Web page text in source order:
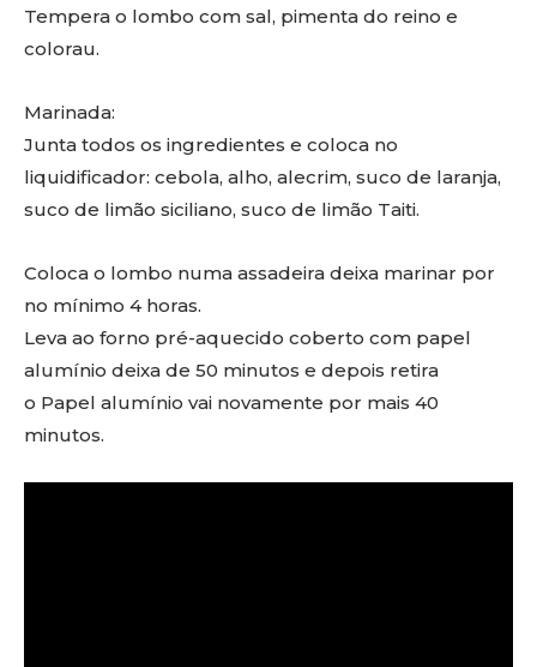
Tempera o lombo com sal, pimenta do reino e
colorau.
Marinada:
Junta todos os ingredientes e coloca no
liquidificador: cebola, alho, alecrim, suco de laranja,
suco de limão siciliano, suco de limão Taiti.
Coloca o lombo numa assadeira deixa marinar por
no mínimo 4 horas.
Leva ao forno pré-aquecido coberto com papel
alumínio deixa de 50 minutos e depois retira
o Papel alumínio vai novamente por mais 40
minutos.